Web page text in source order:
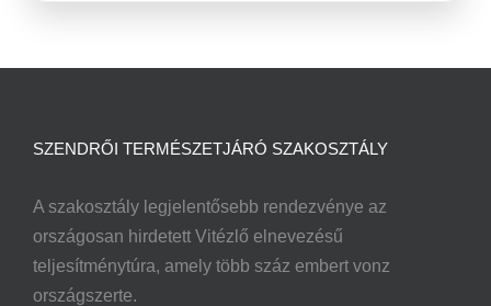
SZENDRŐI TERMÉSZETJÁRÓ SZAKOSZTÁLY
A szakosztály legjelentősebb rendezvénye az
országosan hirdetett Vitézlő elnevezésű
teljesítménytúra, amely több száz embert vonz
országszerte.